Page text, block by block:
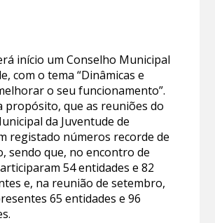
início um Conselho Municipal
com o tema “Dinâmicas e
o seu funcionamento”.
propósito, que as reuniões do
da Juventude de
registado números recorde de
sendo que, no encontro de
54 entidades e 82
e, na reunião de setembro,
65 entidades e 96